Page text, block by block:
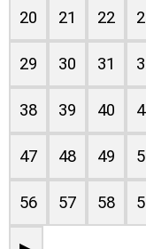
20 21 22
29 30 31
38 39 40
47 48 49
56 57 58